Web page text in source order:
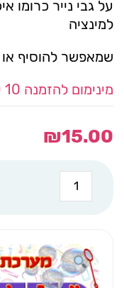
למינציה
שמאפשר להוסיף
מינימום להזמנה 10 יח'
₪15.00
כמות
של
מערכת
ספרים